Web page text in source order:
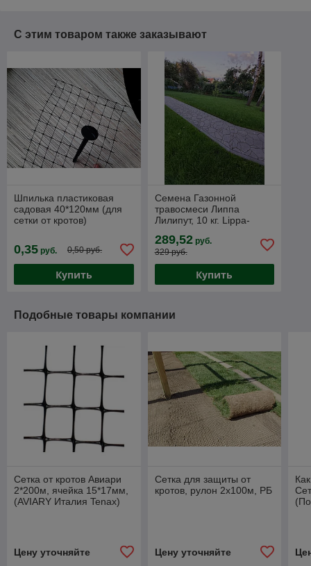
С этим товаром также заказывают
Шпилька пластиковая
садовая 40*120мм (для
сетки от кротов)
0,35 руб. 0,50 руб.
Купить
Семена Газонной
травосмеси Липпа
Лилипут, 10 кг. Lippa-
Дания EuroGrass
289,52руб.
329 руб.
Купить
Подобные товары компании
Сетка от кротов Авиари
2*200м, ячейка 15*17мм,
(AVIARY Италия Tenax)
Цену уточняйте
Сетка для защиты от
кротов, рулон 2х100м, РБ
Цену уточняйте